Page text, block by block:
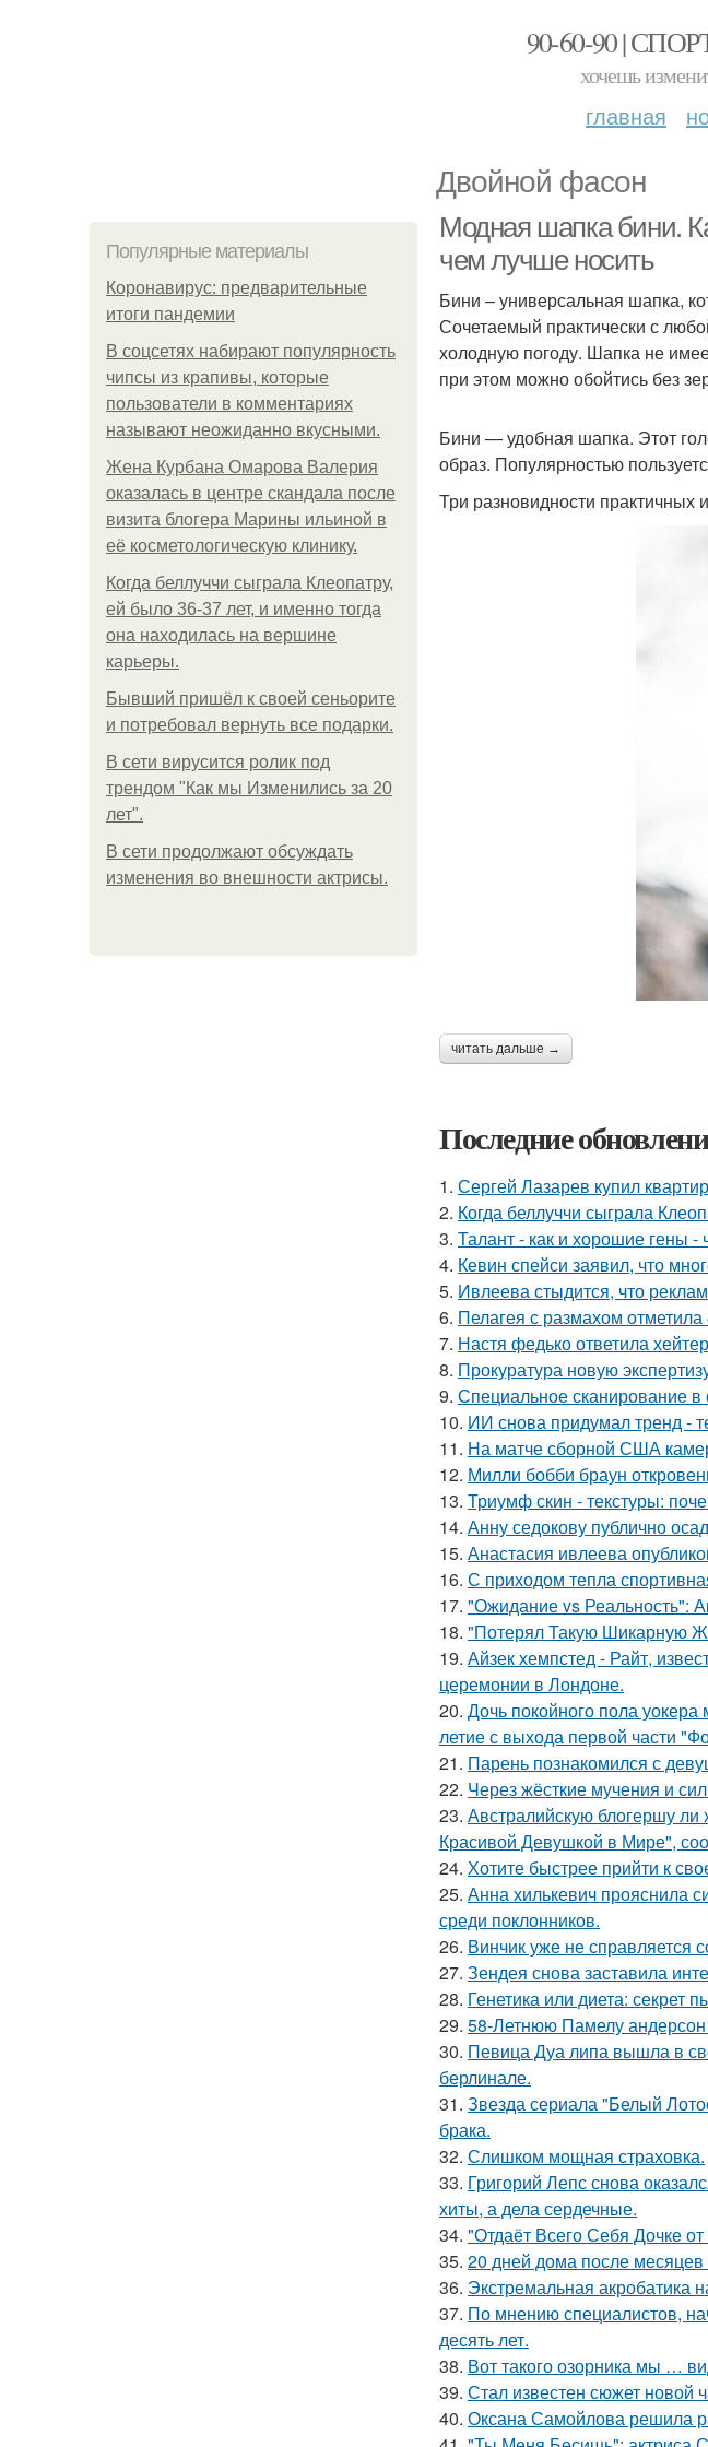
90-60-90 |
хочешь
главная
Двойной фасон
Популярные материалы
Коронавирус: предварительные
итоги пандемии
В соцсетях набирают популярность
чипсы из крапивы, которые
пользователи в комментариях
называют неожиданно вкусными.
Жена Курбана Омарова Валерия
оказалась в центре скандала после
визита блогера Марины ильиной в
её косметологическую клинику.
Когда беллуччи сыграла Клеопатру,
ей было 36-37 лет, и именно тогда
она находилась на вершине
карьеры.
Бывший пришёл к своей сеньорите
и потребовал вернуть все подарки.
В сети вирусится ролик под
трендом "Как мы Изменились за 20
лет".
В сети продолжают обсуждать
изменения во внешности актрисы.
Модная шапка бини.
чем лучше носить
Бини – универсальная шапка,
Сочетаемый практически с
холодную погоду. Шапка не
при этом можно обойтись без
Бини — удобная шапка. Этот
образ. Популярностью
Три разновидности
читать дальше →
Последние
1. Сергей Лазарев купил
2. Когда беллуччи сыграла
3. Талант - как и хорошие гены -
4. Кевин спейси заявил, что
5. Ивлеева стыдится, что
6. Пелагея с размахом
7. Настя федько ответила
8. Прокуратура новую
9. Специальное сканирование
10. ИИ снова придумал тренд -
11. На матче сборной США
12. Милли бобби браун
13. Триумф скин - текстуры:
14. Анну седокову публично
15. Анастасия ивлеева
16. С приходом тепла
17. "Ожидание vs Реальность":
18. "Потерял Такую Шикарную
19. Айзек хемпстед - Райт,
церемонии в Лондоне.
20. Дочь покойного пола уокера
летие с выхода первой части
21. Парень познакомился с
22. Через жёсткие мучения и
23. Австралийскую блогершу
Красивой Девушкой в Мире",
24. Хотите быстрее прийти к
25. Анна хилькевич прояснила
среди поклонников.
26. Винчик уже не справляется
27. Зендея снова заставила
28. Генетика или диета: секрет
29. 58-Летнюю Памелу андерсон
30. Певица Дуа липа вышла в
берлинале.
31. Звезда сериала "Белый
брака.
32. Слишком мощная страховка.
33. Григорий Лепс снова
хиты, а дела сердечные.
34. "Отдаёт Всего Себя Дочке
35. 20 дней дома после
36. Экстремальная акробатика
37. По мнению специалистов,
десять лет.
38. Вот такого озорника мы …
39. Стал известен сюжет
40. Оксана Самойлова решила